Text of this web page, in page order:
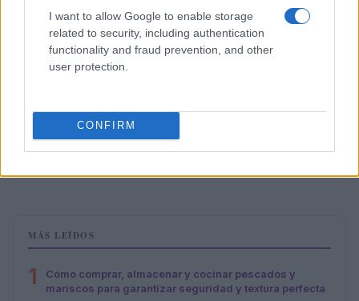
I want to allow Google to enable storage
related to security, including authentication
functionality and fraud prevention, and other
user protection.
CONFIRM
Aguacate en la cocina: 10 recetas rápidas y deliciosas
MÁS LEÍDOS
1
Cómo comprar, almacenar y cocinar pescados y
mariscos para garantizar seguridad y textura perfecta